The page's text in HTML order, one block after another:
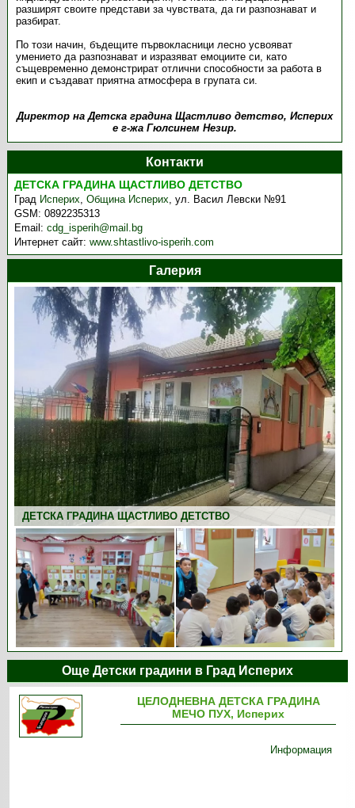
разширят своите представи за чувствата, да ги разпознават и
разбират.
По този начин, бъдещите първокласници лесно усвояват
умението да разпознават и изразяват емоциите си, като
същевременно демонстрират отлични способности за работа в
екип и създават приятна атмосфера в групата си.
Директор на Детска градина Щастливо детство, Исперих
е г-жа Гюлсинем Незир.
Контакти
ДЕТСКА ГРАДИНА ЩАСТЛИВО ДЕТСТВО
Град Исперих,Община Исперих,ул. Васил Левски №91
GSM:0892235313
Email:cdg_isperih@mail.bg
Интернет сайт:www.shtastlivo-isperih.com
Галерия
ДЕТСКА ГРАДИНА ЩАСТЛИВО ДЕТСТВО
ДЕТСКА ГРАДИНА ЩАСТЛИВО ДЕТСТВО
Още Детски градини в Град Исперих
ЦЕЛОДНЕВНА ДЕТСКА ГРАДИНА
МЕЧО ПУХ, Исперих
Информация